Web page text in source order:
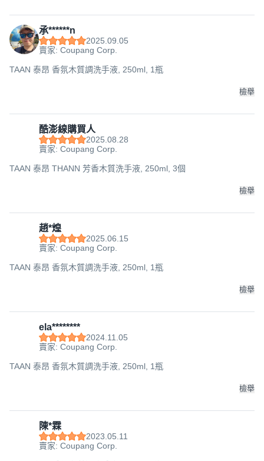
承******n
2025.09.05
賣家: Coupang Corp.
TAAN 泰昂 香氛木質調洗手液, 250ml, 1瓶
檢舉
酷澎線購買人
2025.08.28
賣家: Coupang Corp.
TAAN 泰昂 THANN 芳香木質洗手液, 250ml, 3個
檢舉
趙*煌
2025.06.15
賣家: Coupang Corp.
TAAN 泰昂 香氛木質調洗手液, 250ml, 1瓶
檢舉
ela********
2024.11.05
賣家: Coupang Corp.
TAAN 泰昂 香氛木質調洗手液, 250ml, 1瓶
檢舉
陳*霖
2023.05.11
賣家: Coupang Corp.